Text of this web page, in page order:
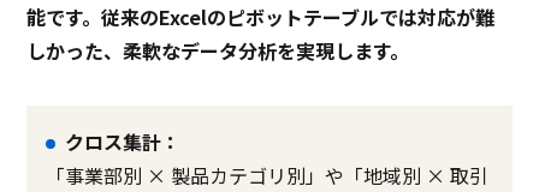
能です。従来のExcelのピボットテーブルでは対応が難
しかった、柔軟なデータ分析を実現します。
クロス集計：
「事業部別 × 製品カテゴリ別」や「地域別 × 取引